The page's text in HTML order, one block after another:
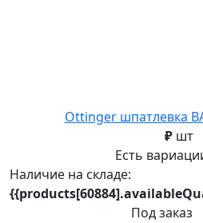
Ottinger шпатлевка
₽ шт
Есть
Наличие на складе:
Под заказ